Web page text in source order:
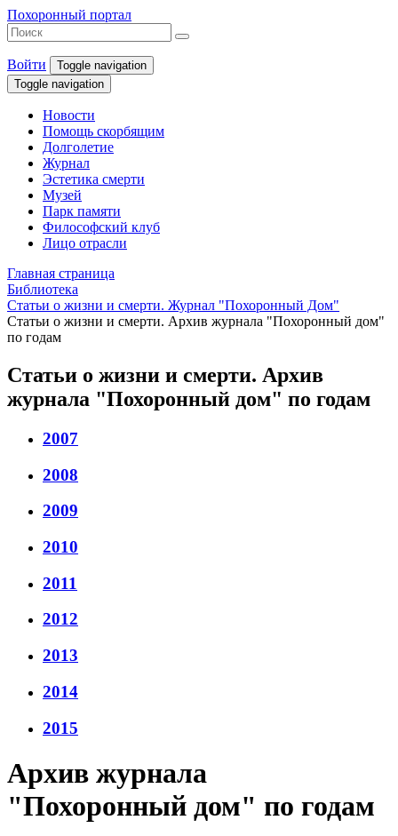
Похоронный портал
Войти
Toggle navigation
Toggle navigation
Новости
Помощь скорбящим
Долголетие
Журнал
Эстетика смерти
Музей
Парк памяти
Философский клуб
Лицо отрасли
Главная страница
Библиотека
Статьи о жизни и смерти. Журнал "Похоронный Дом"
Статьи о жизни и смерти. Архив журнала "Похоронный дом"
по годам
Статьи о жизни и смерти. Архив
журнала "Похоронный дом" по годам
2007
2008
2009
2010
2011
2012
2013
2014
2015
Архив журнала
"Похоронный дом" по годам